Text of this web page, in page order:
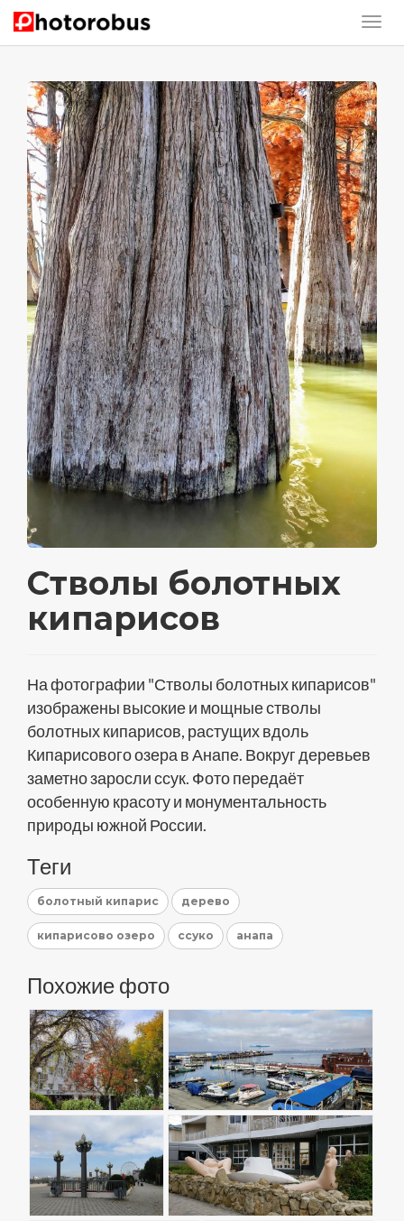
Стволы болотных
кипарисов
На фотографии "Стволы болотных кипарисов"
изображены высокие и мощные стволы
болотных кипарисов, растущих вдоль
Кипарисового озера в Анапе. Вокруг деревьев
заметно заросли ссук. Фото передаёт
особенную красоту и монументальность
природы южной России.
Теги
болотный кипарис дерево
кипарисово озеро ссуко анапа
Похожие фото